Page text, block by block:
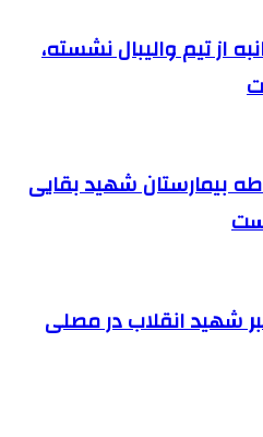
از تیم والیبال نشسته،
بیمارستان شهید بقایی
شهید انقلاب در مصلی